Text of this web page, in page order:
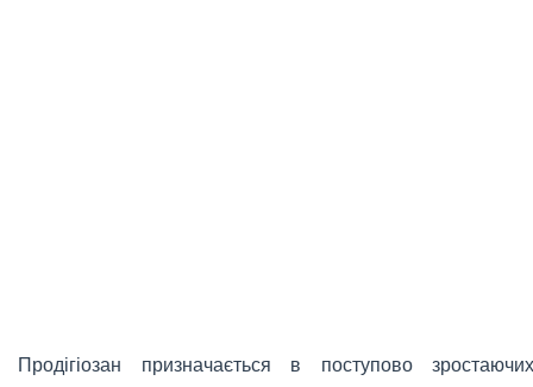
Продігіозан призначається в поступово